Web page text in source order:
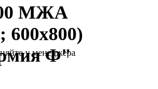
МЖА
600х800)
Ф"
у менеджера